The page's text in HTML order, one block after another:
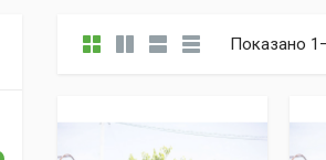
Показано